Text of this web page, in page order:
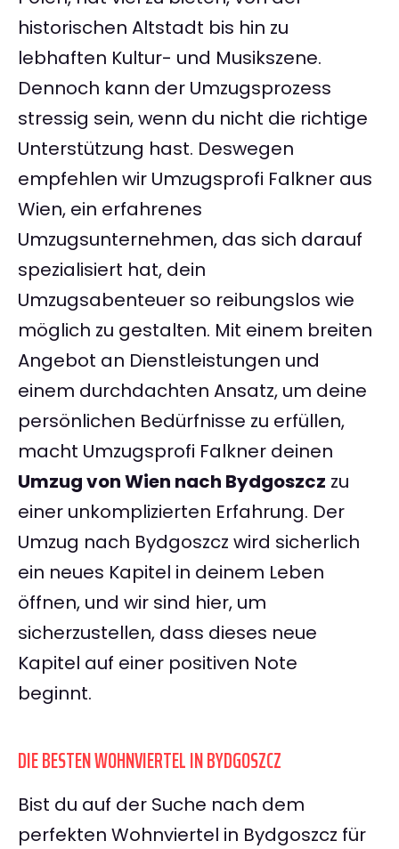
historischen Altstadt bis hin zu
lebhaften Kultur- und Musikszene.
Dennoch kann der Umzugsprozess
stressig sein, wenn du nicht die richtige
Unterstützung hast. Deswegen
empfehlen wir Umzugsprofi Falkner aus
Wien, ein erfahrenes
Umzugsunternehmen, das sich darauf
spezialisiert hat, dein
Umzugsabenteuer so reibungslos wie
möglich zu gestalten. Mit einem breiten
Angebot an Dienstleistungen und
einem durchdachten Ansatz, um deine
persönlichen Bedürfnisse zu erfüllen,
macht Umzugsprofi Falkner deinen
Umzug von Wien nach Bydgoszcz zu
einer unkomplizierten Erfahrung. Der
Umzug nach Bydgoszcz wird sicherlich
ein neues Kapitel in deinem Leben
öffnen, und wir sind hier, um
sicherzustellen, dass dieses neue
Kapitel auf einer positiven Note
beginnt.
DIE BESTEN WOHNVIERTEL IN BYDGOSZCZ
Bist du auf der Suche nach dem
perfekten Wohnviertel in Bydgoszcz für